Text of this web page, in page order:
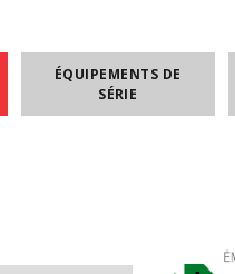
ÉQUIPEMENTS DE
SÉRIE